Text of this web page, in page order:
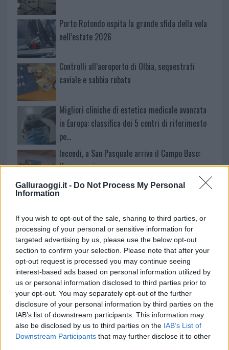
Galluraoggi.it - Do Not Process My Personal
Information
If you wish to opt-out of the sale, sharing to third parties, or
processing of your personal or sensitive information for
targeted advertising by us, please use the below opt-out
section to confirm your selection. Please note that after your
opt-out request is processed you may continue seeing
interest-based ads based on personal information utilized by
us or personal information disclosed to third parties prior to
your opt-out. You may separately opt-out of the further
disclosure of your personal information by third parties on the
IAB’s list of downstream participants. This information may
also be disclosed by us to third parties on the IAB’s List of
Downstream Participants that may further disclose it to other
Porto Rotondo ospita la grande sfida della vela
nell’estate 2026
Controlli all’aeroporto di Olbia, sequestrati
caviale e sabbia rubata
Migliori cliniche di estetica medicale avanzata
in Europa: classifica dei 5 centri di riferimento
pe…
Incendi, a San Pasquale arriva il Campo Base:
l’inaugurazione
Andrea Mura conquista Palau: grande
NECROLOGIE